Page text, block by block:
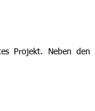
Projekt. Neben